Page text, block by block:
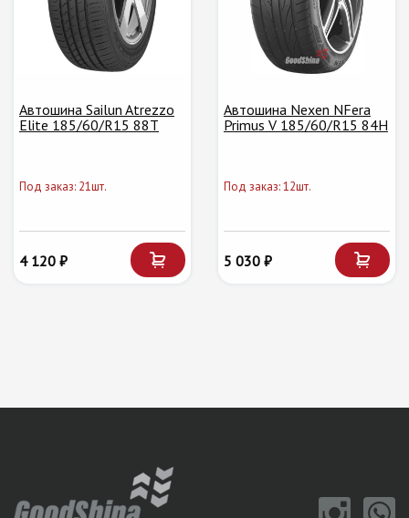
Автошина Sailun Atrezzo
Elite 185/60/R15 88T
Под заказ: 21шт.
4 120 ₽
Автошина Nexen NFera
Primus V 185/60/R15 84H
Под заказ: 12шт.
5 030 ₽